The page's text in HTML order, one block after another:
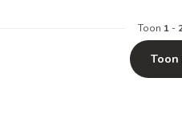
Toon 1 -
Toon